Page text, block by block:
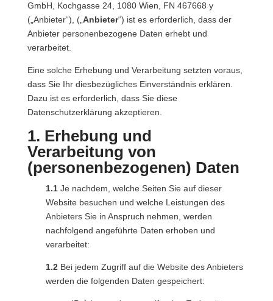
GmbH, Kochgasse 24, 1080 Wien, FN 467668 y
(„Anbieter“), („ Anbieter“) ist es erforderlich, dass der
Anbieter personenbezogene Daten erhebt und
verarbeitet.
Eine solche Erhebung und Verarbeitung setzten voraus,
dass Sie Ihr diesbezügliches Einverständnis erklären.
Dazu ist es erforderlich, dass Sie diese
Datenschutzerklärung akzeptieren.
1. Erhebung und
Verarbeitung von
(personenbezogenen) Daten
1.1 Je nachdem, welche Seiten Sie auf dieser
Website besuchen und welche Leistungen des
Anbieters Sie in Anspruch nehmen, werden
nachfolgend angeführte Daten erhoben und
verarbeitet:
1.2Bei jedem Zugriff auf die Website des Anbieters
werden die folgenden Daten gespeichert: